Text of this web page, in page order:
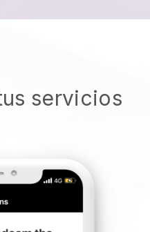
servicios